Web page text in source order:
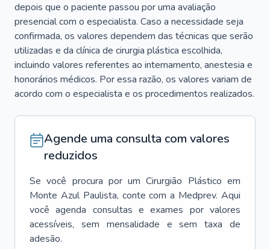
depois que o paciente passou por uma avaliação
presencial com o especialista. Caso a necessidade seja
confirmada, os valores dependem das técnicas que serão
utilizadas e da clínica de cirurgia plástica escolhida,
incluindo valores referentes ao internamento, anestesia e
honorários médicos. Por essa razão, os valores variam de
acordo com o especialista e os procedimentos realizados.
Agende uma consulta com valores
reduzidos
Se você procura por um Cirurgião Plástico em
Monte Azul Paulista, conte com a Medprev. Aqui
você agenda consultas e exames por valores
acessíveis, sem mensalidade e sem taxa de
adesão.